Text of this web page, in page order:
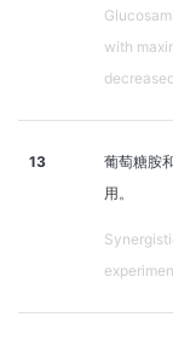
with
13
葡萄糖胺
用。